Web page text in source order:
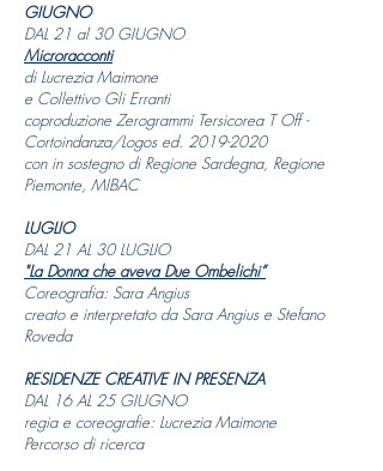
GIUGNO
DAL 21 al 30 GIUGNO
Microracconti
di Lucrezia Maimone
e Collettivo Gli Erranti
coproduzione Zerogrammi Tersicorea T Off -
Cortoindanza/Logos ed. 2019-2020
con in sostegno di Regione Sardegna, Regione
Piemonte, MIBAC
LUGLIO
DAL 21 AL 30 LUGLIO
"La Donna che aveva Due Ombelichi”
Coreografia: Sara Angius
creato e interpretato da Sara Angius e Stefano
Roveda
RESIDENZE CREATIVE IN PRESENZA
DAL 16 AL 25 GIUGNO
regia e coreografie: Lucrezia Maimone
Percorso di ricerca